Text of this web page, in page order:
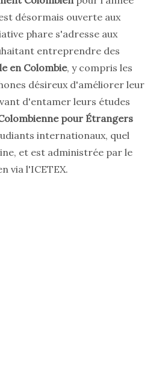
désormais ouverte aux
phare s'adresse aux
entreprendre des
en Colombie, y compris les
désireux d'améliorer leur
d'entamer leurs études
pour Étrangers
internationaux, quel
et est administrée par le
via l'ICETEX.